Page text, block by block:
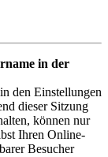
in der
den Einstellungen
dieser Sitzung
können nur
Ihren Online-
Besucher